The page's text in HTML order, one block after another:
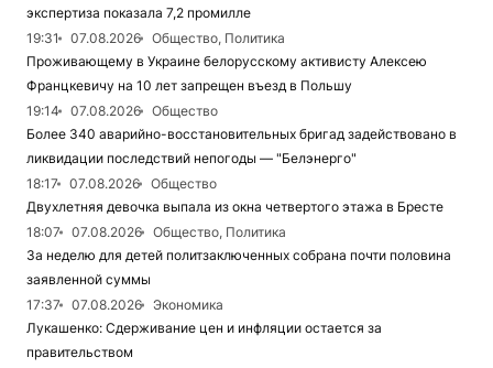
экспертиза показала 7,2 промилле
19:31
07.08.2026
Общество, Политика
Проживающему в Украине белорусскому активисту Алексею
Францкевичу на 10 лет запрещен въезд в Польшу
19:14
07.08.2026
Общество
Более 340 аварийно-восстановительных бригад задействовано в
ликвидации последствий непогоды — "Белэнерго"
18:17
07.08.2026
Общество
Двухлетняя девочка выпала из окна четвертого этажа в Бресте
18:07
07.08.2026
Общество, Политика
За неделю для детей политзаключенных собрана почти половина
заявленной суммы
17:37
07.08.2026
Экономика
Лукашенко: Сдерживание цен и инфляции остается за
правительством